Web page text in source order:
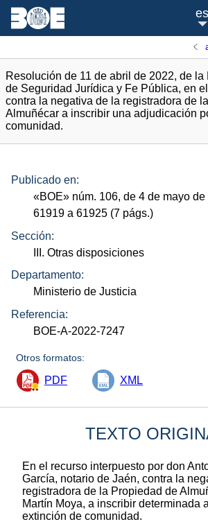
es
Resolución de 11 de abril de 2022, de la
de Seguridad Jurídica y Fe Pública, en
contra la negativa de la registradora de
Almuñécar a inscribir una adjudicación
comunidad.
Publicado en:
«BOE» núm. 106, de 4 de mayo
61919 a 61925 (7 págs.)
Sección:
III. Otras disposiciones
Departamento:
Ministerio de Justicia
Referencia:
BOE-A-2022-7247
Otros formatos:
PDF XML
TEXTO
En el recurso interpuesto por don
García, notario de Jaén, contra la
registradora de la Propiedad de
Martín Moya, a inscribir determinada
extinción de comunidad.